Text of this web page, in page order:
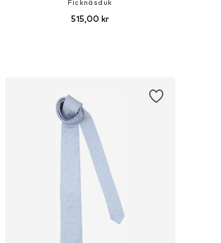
Ficknäsduk
515,00 kr